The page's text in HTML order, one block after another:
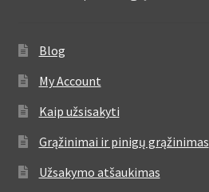
Blog
My Account
Kaip užsisakyti
Grąžinimai ir pinigų grąžinimas
Užsakymo atšaukimas